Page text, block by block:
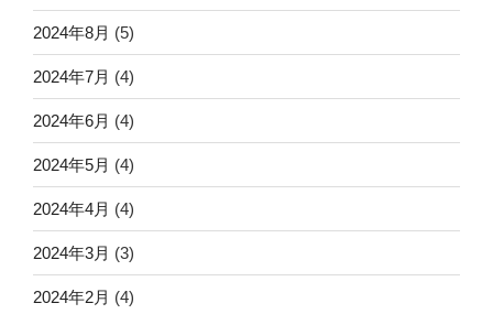
2024年8月 (5)
2024年7月 (4)
2024年6月 (4)
2024年5月 (4)
2024年4月 (4)
2024年3月 (3)
2024年2月 (4)